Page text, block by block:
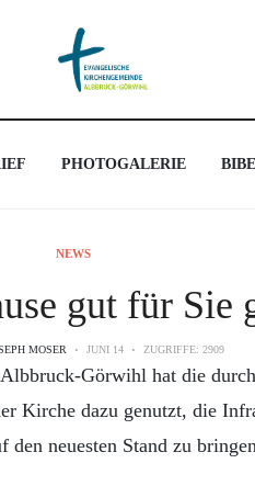
PHOTOGALERIE
NEWS
gut für Sie
MOSER JUNI 14 ZUGRIFFE: 2909
Görwihl hat die
Kirche dazu genutzt, die
den neuesten Stand zu